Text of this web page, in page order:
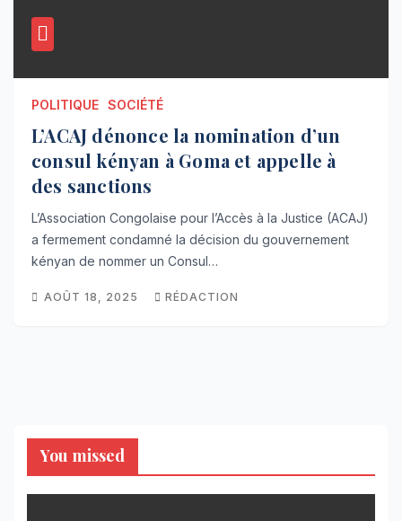
POLITIQUE SOCIÉTÉ
L’ACAJ dénonce la nomination d’un
consul kényan à Goma et appelle à
des sanctions
L’Association Congolaise pour l’Accès à la Justice (ACAJ)
a fermement condamné la décision du gouvernement
kényan de nommer un Consul…
AOÛT 18, 2025 RÉDACTION
You missed